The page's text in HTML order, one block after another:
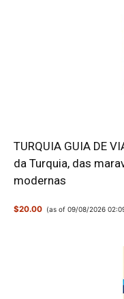
TURQUIA GUIA DE
da Turquia, das
modernas
$20.00 (as of 09/08/2026